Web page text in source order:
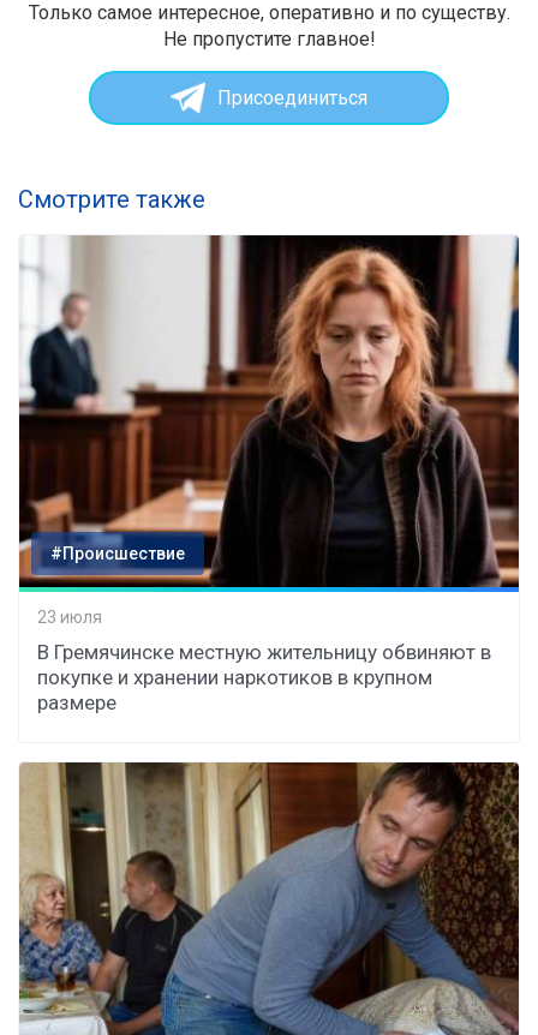
Только самое интересное, оперативно и по существу.
Не пропустите главное!
Присоединиться
Смотрите также
#Происшествие
23 июля
В Гремячинске местную жительницу обвиняют в
покупке и хранении наркотиков в крупном
размере